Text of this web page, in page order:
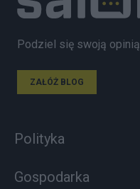
Podziel się swoją opinią
ZAŁÓŻ BLOG
Polityka
Gospodarka